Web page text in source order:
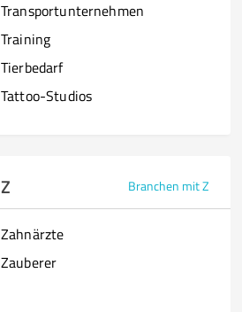
Transportunternehmen
Training
Tierbedarf
Tattoo-Studios
Z Branchen mit Z
Zahnärzte
Zauberer